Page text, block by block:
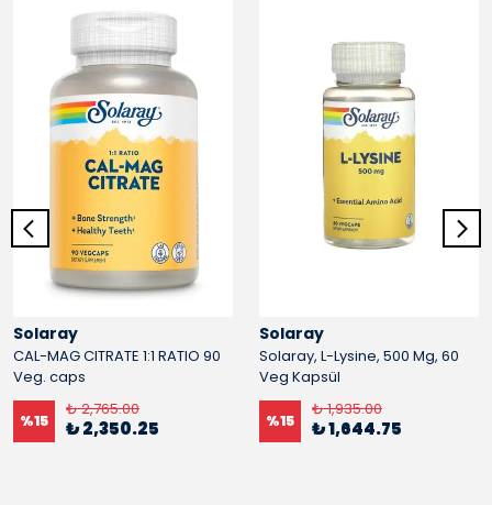
Solaray
CAL-MAG CITRATE 1:1 RATIO 90
Veg. caps
%15
₺ 2,765.00
₺ 2,350.25
Solaray
Solaray, L-Lysine, 500 Mg, 60
Veg Kapsül
%15
₺ 1,935.00
₺ 1,644.75